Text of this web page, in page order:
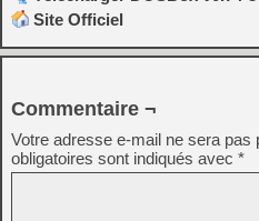
Site Officiel
Commentaire ¬
Votre adresse e-mail ne sera pas
obligatoires sont indiqués avec *